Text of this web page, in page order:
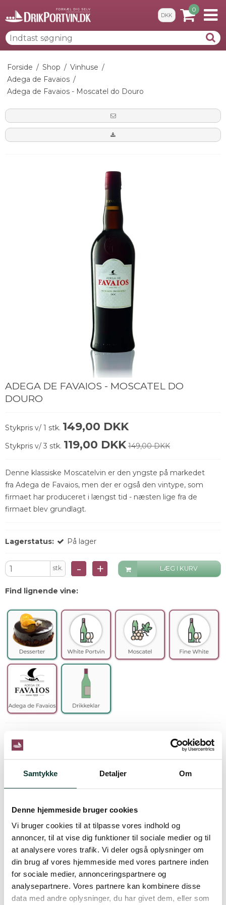
Samtykke Detaljer Om
Denne hjemmeside bruger cookies
Vi bruger cookies til at tilpasse vores indhold og
annoncer, til at vise dig funktioner til sociale medier og til
at analysere vores trafik. Vi deler også oplysninger om
din brug af vores hjemmeside med vores partnere inden
for sociale medier, annonceringspartnere og
analysepartnere. Vores partnere kan kombinere disse
data med andre oplysninger, du har givet dem, eller som
DKK
0
Forside / Shop / Vinhuse /
Adega de Favaios /
Adega de Favaios - Moscatel do Douro
ADEGA DE FAVAIOS - MOSCATEL DO
DOURO
Stykpris v/ 1 stk. 149,00 DKK
Stykpris v/ 3 stk. 119,00 DKK 149,00 DKK
Denne klassiske Moscatelvin er den yngste på markedet
fra Adega de Favaios, men der er også den vintype, som
firmaet har produceret i længst tid - næsten lige fra de
firmaet blev grundlagt.
Lagerstatus: På lager
stk. - + LÆG I KURV
Find lignende vine:
Vinen fremtræder klar i glasset og har en attraktiv gylden
typiske nuancer fra Moscateldruerne, der er meget rige og
aromatiske. Disse nuancer fornemmes især i smagen, hvor
også rige noter af citrusfrugter som appelsin, madarin og
lime. Honning, marmelade og karamel dominerer
eftersmagen. Vinen føles silkeblød i munden.
Denne klassiske Moscatelvin er den yngste på markedet
fra Adega de Favaios, men der er også den vintype, som
firmaet har produceret i længst tid - næsten lige fra de
Specifikationer Producentbeskrivelse Portvinstypen Servering
Druer Moscatel Galego Branco
Servering
Dette er en let vin, der skal serveres
køleskabskold 4-6°C.